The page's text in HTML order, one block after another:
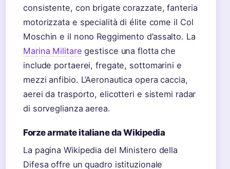
consistente, con brigate corazzate, fanteria
motorizzata e specialità di élite come il Col
Moschin e il nono Reggimento d’assalto. La
Marina Militare gestisce una flotta che
include portaerei, fregate, sottomarini e
mezzi anfibio. L’Aeronautica opera caccia,
aerei da trasporto, elicotteri e sistemi radar
di sorveglianza aerea.
Forze armate italiane da Wikipedia
La pagina Wikipedia del Ministero della
Difesa offre un quadro istituzionale